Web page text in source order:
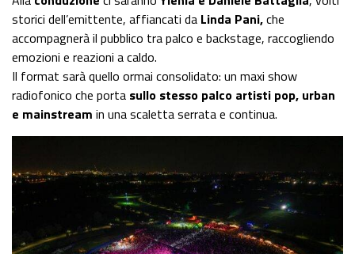
storici dell’emittente, affiancati da Linda Pani,che
accompagnerà il pubblico tra palco e backstage, raccogliendo
emozioni e reazioni a caldo.
Il format sarà quello ormai consolidato: un maxi show
radiofonico che porta sullo stesso palco artisti pop, urban
e mainstream in una scaletta serrata e continua.